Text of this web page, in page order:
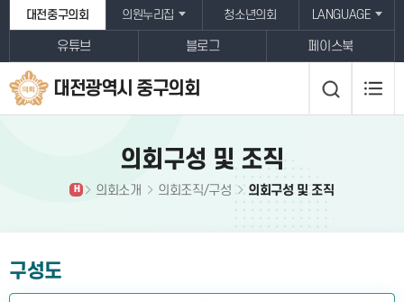
본문바로가기
대전중구의회 의원누리집 청소년의회 LANGUAGE
유튜브 블로그 페이스북
대전광역시 중구의회
의회구성 및 조직
H 의회소개 의회조직/구성 의회구성 및 조직
구성도